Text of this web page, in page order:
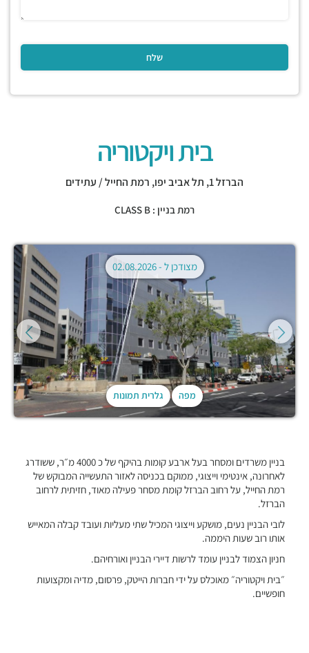
בית ויקטוריה
הברזל 1, תל אביב יפו, רמת החייל / עתידים
רמת בניין : CLASS B
מפה גלרית תמונות
מצודכן ל -02.08.2026
בניין משרדים ומסחר בעל ארבע קומות בהיקף של כ 4000 מ״ר, ששודרג
לאחרונה, אינטימי וייצוגי, ממוקם בכניסה לאזור התעשייה המבוקש של
רמת החייל, על רחוב הברזל קומת מסחר פעילה מאוד, חזיתית לרחוב
הברזל.
לובי הבניין נעים, מושקע וייצוגי המכיל שתי מעליות ועובד קבלה המאייש
אותו רוב שעות היממה.
חניון הצמוד לבניין עומד לרשות דיירי הבניין ואורחיהם.
״בית ויקטוריה״ מאוכלס על ידי חברות הייטק, פרסום, מדיה ומקצועות
חופשיים.